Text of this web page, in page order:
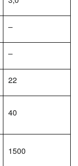
–
–
22
40
1500